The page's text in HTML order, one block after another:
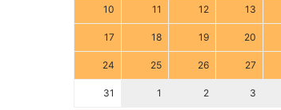
10 11 12 13
17 18 19 20
24 25 26 27
31 1 2 3